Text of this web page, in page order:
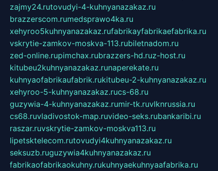
zajmy24.rutovudyi-4-kuhnyanazakaz.ru
brazzerscom.rumedsprawo4ka.ru
xehyroo5kuhnyanazakaz.rufabrikayfabrikaefabrika.ru
vskrytie-zamkov-moskva-113.rubiletnadom.ru
zed-online.rupimchax.rubrazzers-hd.ruz-host.ru
kitubeu2kuhnyanazakaz.runaperekate.ru
kuhnyaofabrikaufabrik.rukitubeu-2-kuhnyanazakaz.ru
xehyroo-5-kuhnyanazakaz.rucs-68.ru
guzywia-4-kuhnyanazakaz.rumir-tk.ruvlknrussia.ru
cs68.ruvladivostok-map.ruvideo-seks.rubankaribi.ru
raszar.ruvskrytie-zamkov-moskva113.ru
lipetsktelecom.rutovudyi4kuhnyanazakaz.ru
seksuzb.ruguzywia4kuhnyanazakaz.ru
fabrikaofabrikaokuhny.rukuhnyaekuhnyaafabrika.ru